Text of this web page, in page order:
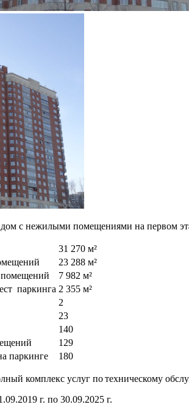
с нежилыми помещениями на первом
31 270 м²
23 288 м²
7 982 м²
паркинга 2 355 м²
2
23
140
129
паркинге
180
комплекс услуг по техническому
г. по 30.09.2025 г.